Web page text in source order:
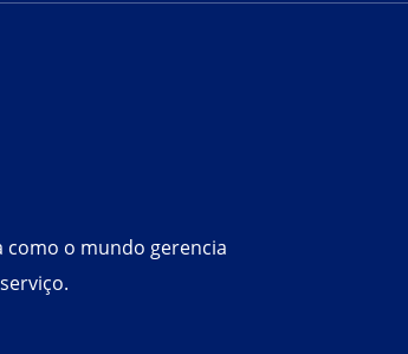
como o mundo gerencia